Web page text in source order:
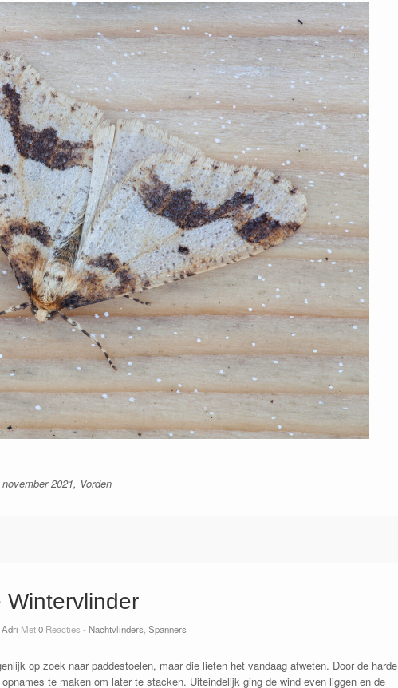
2021, Vorden
Wintervlinder
Adri Met0 Reacties - Nachtvlinders Spanners
op zoek naar paddestoelen, maar die lieten het vandaag afweten. Door de harde
te maken om later te stacken. Uiteindelijk ging de wind even liggen en de